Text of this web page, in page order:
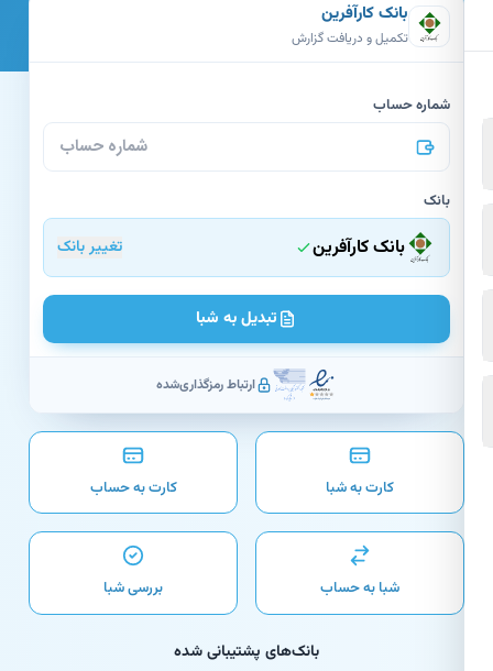
بانک کارآفرین
تکمیل و دریافت گزارش
شماره حساب
بانک کارآفرین تغییر بانک
تبدیل به شبا
ارتباط رمزگذاری‌شده
کارت به شبا کارت به حساب
شبا به حساب بررسی شبا
بانک‌های پشتیبانی شده